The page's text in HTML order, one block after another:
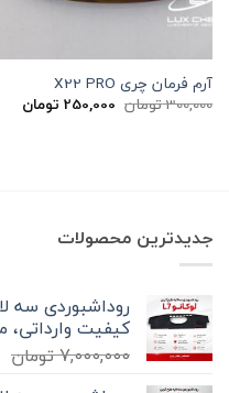
آرم فرمان چری X22 PRO
300,000تومان قیمت
اصلی
250,000 تومان
فعلی
جدیدترین محصولات
کیفیت وارداتی،
7,000,000تومان